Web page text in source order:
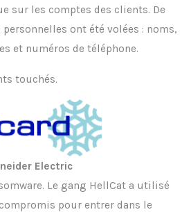
sur les comptes des clients. De
ont été volées : noms,
et numéros de téléphone.
touchés.
Electric
Le gang HellCat a utilisé
pour entrer dans le